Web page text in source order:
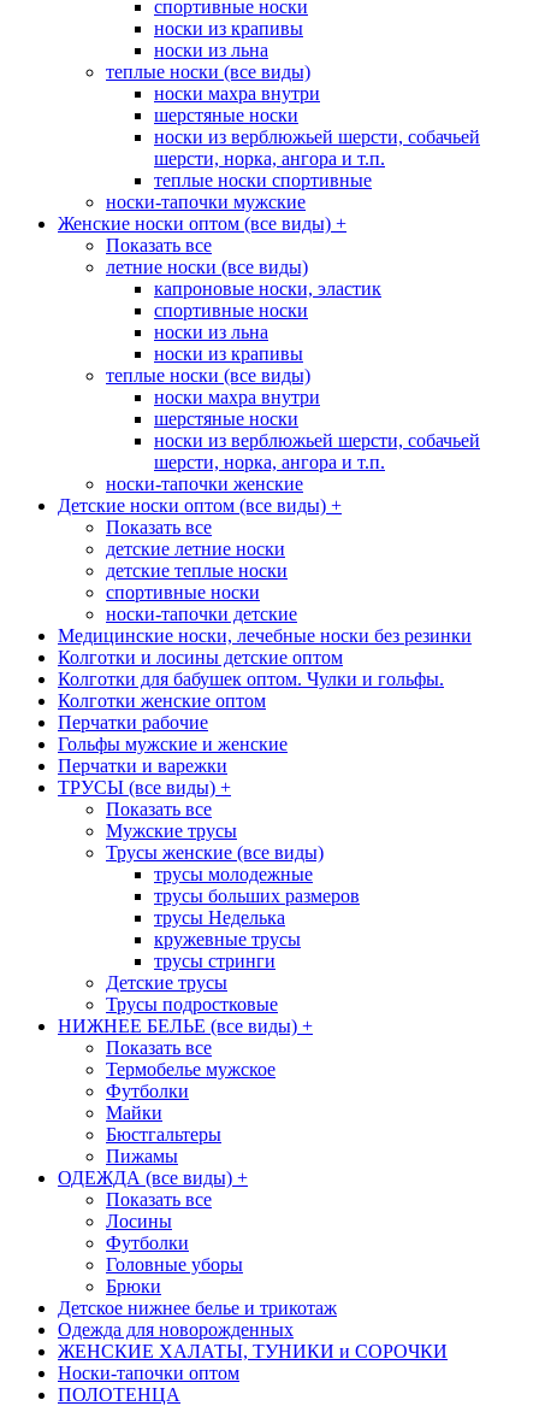
спортивные носки
носки из крапивы
носки из льна
теплые носки (все виды)
носки махра внутри
шерстяные носки
носки из верблюжьей шерсти, собачьей
шерсти, норка, ангора и т.п.
теплые носки спортивные
носки-тапочки мужские
Женские носки оптом (все виды) +
Показать все
летние носки (все виды)
капроновые носки, эластик
спортивные носки
носки из льна
носки из крапивы
теплые носки (все виды)
носки махра внутри
шерстяные носки
носки из верблюжьей шерсти, собачьей
шерсти, норка, ангора и т.п.
носки-тапочки женские
Детские носки оптом (все виды) +
Показать все
детские летние носки
детские теплые носки
спортивные носки
носки-тапочки детские
Медицинские носки, лечебные носки без резинки
Колготки и лосины детские оптом
Колготки для бабушек оптом. Чулки и гольфы.
Колготки женские оптом
Перчатки рабочие
Гольфы мужские и женские
Перчатки и варежки
ТРУСЫ (все виды) +
Показать все
Мужские трусы
Трусы женские (все виды)
трусы молодежные
трусы больших размеров
трусы Неделька
кружевные трусы
трусы стринги
Детские трусы
Трусы подростковые
НИЖНЕЕ БЕЛЬЕ (все виды) +
Показать все
Термобелье мужское
Футболки
Майки
Бюстгальтеры
Пижамы
ОДЕЖДА (все виды) +
Показать все
Лосины
Футболки
Головные уборы
Брюки
Детское нижнее белье и трикотаж
Одежда для новорожденных
ЖЕНСКИЕ ХАЛАТЫ, ТУНИКИ и СОРОЧКИ
Носки-тапочки оптом
ПОЛОТЕНЦА